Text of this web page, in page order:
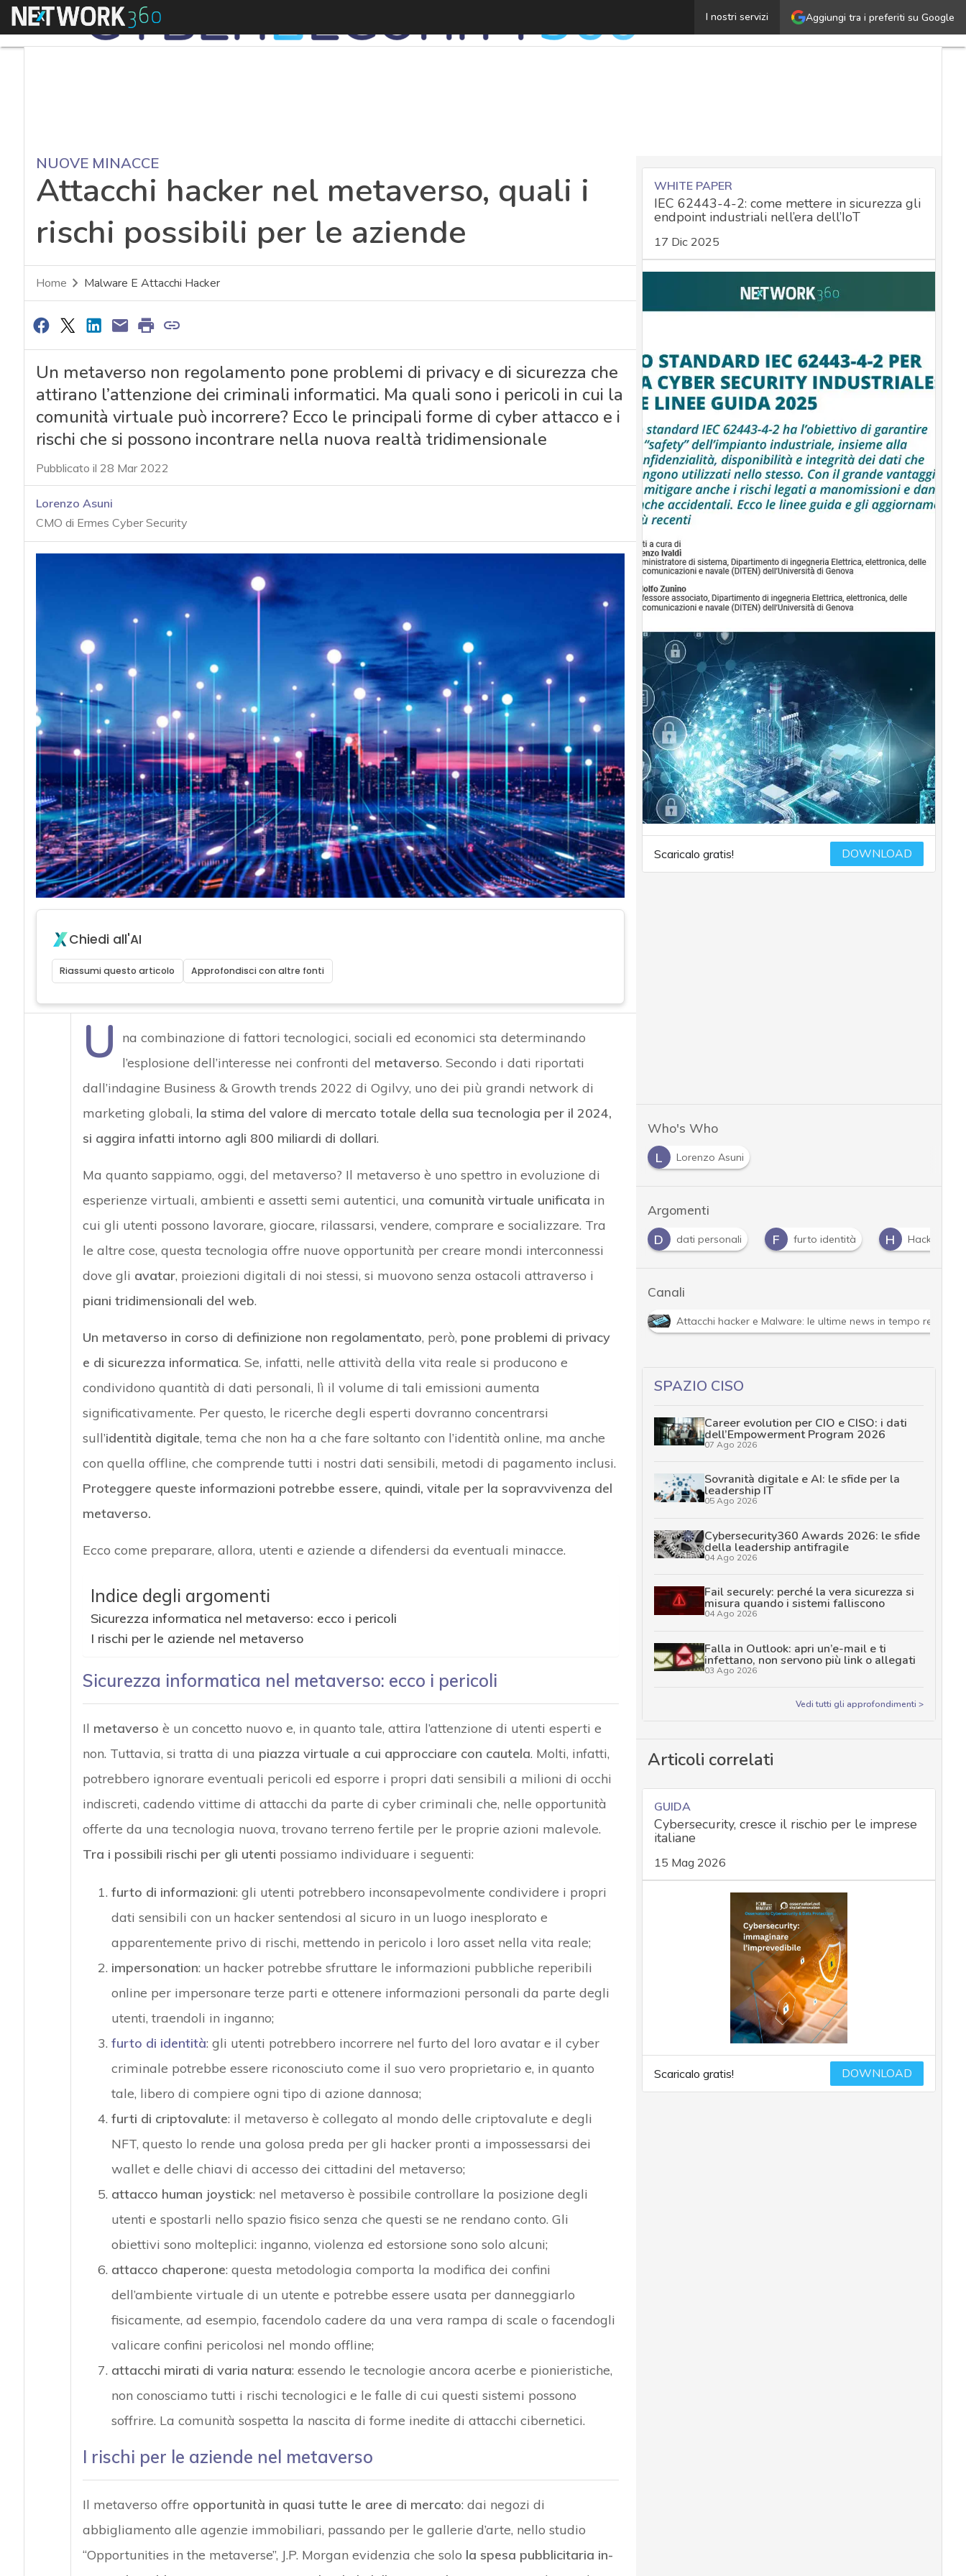
Aggiungi tra i preferiti su Google
I nostri servizi
Menu Attacchi hacker nel metaverso, quali i rischi possibili
NUOVE MINACCE
Attacchi hacker nel metaverso, quali i
rischi possibili per le aziende
Home Malware E Attacchi Hacker
Un metaverso non regolamento pone problemi di privacy e di sicurezza che
attirano l’attenzione dei criminali informatici. Ma quali sono i pericoli in cui la
comunità virtuale può incorrere? Ecco le principali forme di cyber attacco e i
rischi che si possono incontrare nella nuova realtà tridimensionale
Pubblicato il 28 Mar 2022
Lorenzo Asuni
CMO di Ermes Cyber Security
Chiedi all'AI
Riassumi questo articolo Approfondisci con altre fonti
U
na combinazione di fattori tecnologici, sociali ed economici sta determinando
l’esplosione dell’interesse nei confronti del metaverso. Secondo i dati riportati
dall’indagine Business & Growth trends 2022 di Ogilvy, uno dei più grandi network di
marketing globali, la stima del valore di mercato totale della sua tecnologia per il 2024,
si aggira infatti intorno agli 800 miliardi di dollari.
Ma quanto sappiamo, oggi, del metaverso? Il metaverso è uno spettro in evoluzione di
esperienze virtuali, ambienti e assetti semi autentici, una comunità virtuale unificata in
cui gli utenti possono lavorare, giocare, rilassarsi, vendere, comprare e socializzare. Tra
le altre cose, questa tecnologia offre nuove opportunità per creare mondi interconnessi
dove gli avatar, proiezioni digitali di noi stessi, si muovono senza ostacoli attraverso i
piani tridimensionali del web.
Un metaverso in corso di definizione non regolamentato, però, pone problemi di privacy
e di sicurezza informatica. Se, infatti, nelle attività della vita reale si producono e
condividono quantità di dati personali, lì il volume di tali emissioni aumenta
significativamente. Per questo, le ricerche degli esperti dovranno concentrarsi
sull’identità digitale, tema che non ha a che fare soltanto con l’identità online, ma anche
con quella offline, che comprende tutti i nostri dati sensibili, metodi di pagamento inclusi.
Proteggere queste informazioni potrebbe essere, quindi, vitale per la sopravvivenza del
metaverso.
Ecco come preparare, allora, utenti e aziende a difendersi da eventuali minacce.
Indice degli argomenti
Sicurezza informatica nel metaverso: ecco i pericoli
I rischi per le aziende nel metaverso
Sicurezza informatica nel metaverso: ecco i pericoli
Il metaverso è un concetto nuovo e, in quanto tale, attira l’attenzione di utenti esperti e
non. Tuttavia, si tratta di una piazza virtuale a cui approcciare con cautela. Molti, infatti,
potrebbero ignorare eventuali pericoli ed esporre i propri dati sensibili a milioni di occhi
indiscreti, cadendo vittime di attacchi da parte di cyber criminali che, nelle opportunità
offerte da una tecnologia nuova, trovano terreno fertile per le proprie azioni malevole.
Tra i possibili rischi per gli utenti possiamo individuare i seguenti:
furto di informazioni: gli utenti potrebbero inconsapevolmente condividere i propri
dati sensibili con un hacker sentendosi al sicuro in un luogo inesplorato e
apparentemente privo di rischi, mettendo in pericolo i loro asset nella vita reale;
impersonation: un hacker potrebbe sfruttare le informazioni pubbliche reperibili
online per impersonare terze parti e ottenere informazioni personali da parte degli
utenti, traendoli in inganno;
furto di identità: gli utenti potrebbero incorrere nel furto del loro avatar e il cyber
criminale potrebbe essere riconosciuto come il suo vero proprietario e, in quanto
tale, libero di compiere ogni tipo di azione dannosa;
furti di criptovalute: il metaverso è collegato al mondo delle criptovalute e degli
NFT, questo lo rende una golosa preda per gli hacker pronti a impossessarsi dei
wallet e delle chiavi di accesso dei cittadini del metaverso;
attacco human joystick: nel metaverso è possibile controllare la posizione degli
utenti e spostarli nello spazio fisico senza che questi se ne rendano conto. Gli
obiettivi sono molteplici: inganno, violenza ed estorsione sono solo alcuni;
attacco chaperone: questa metodologia comporta la modifica dei confini
dell’ambiente virtuale di un utente e potrebbe essere usata per danneggiarlo
fisicamente, ad esempio, facendolo cadere da una vera rampa di scale o facendogli
valicare confini pericolosi nel mondo offline;
attacchi mirati di varia natura: essendo le tecnologie ancora acerbe e pionieristiche,
non conosciamo tutti i rischi tecnologici e le falle di cui questi sistemi possono
soffrire. La comunità sospetta la nascita di forme inedite di attacchi cibernetici.
I rischi per le aziende nel metaverso
Il metaverso offre opportunità in quasi tutte le aree di mercato: dai negozi di
abbigliamento alle agenzie immobiliari, passando per le gallerie d’arte, nello studio
“Opportunities in the metaverse”, J.P. Morgan evidenzia che solo la spesa pubblicitaria in-
WHITE PAPER
IEC 62443-4-2: come mettere in sicurezza gli
endpoint industriali nell’era dell’IoT
17 Dic 2025
Scaricalo gratis! DOWNLOAD
Who's Who
L
Lorenzo Asuni
Argomenti
D dati personali F furto identità H Hacker
Canali
Attacchi hacker e Malware: le ultime news in tempo reale e
SPAZIO CISO
Career evolution per CIO e CISO: i dati
dell’Empowerment Program 2026
07 Ago 2026
Sovranità digitale e AI: le sfide per la
leadership IT
05 Ago 2026
Cybersecurity360 Awards 2026: le sfide
della leadership antifragile
04 Ago 2026
Fail securely: perché la vera sicurezza si
misura quando i sistemi falliscono
04 Ago 2026
Falla in Outlook: apri un’e-mail e ti
infettano, non servono più link o allegati
03 Ago 2026
Vedi tutti gli approfondimenti >
Articoli correlati
GUIDA
Cybersecurity, cresce il rischio per le imprese
italiane
15 Mag 2026
Scaricalo gratis! DOWNLOAD